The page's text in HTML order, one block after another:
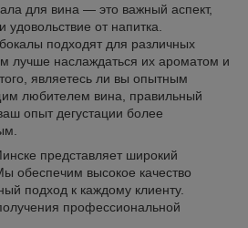
для вина — это важный аспект,
от напитка.
подходят для различных
лучше наслаждаться их ароматом и
являетесь ли вы опытным
любителем вина, правильный
опыт дегустации более
представляет широкий
обеспечим высокое качество
подход к каждому клиенту.
профессиональной